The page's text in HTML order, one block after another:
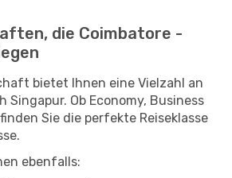
die Coimbatore -
bietet Ihnen eine Vielzahl an
Singapur. Ob Economy, Business
Sie die perfekte Reiseklasse
ebenfalls: